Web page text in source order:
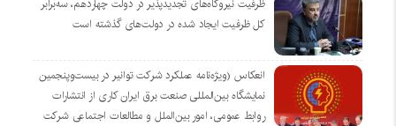
ظرفیت نیروگاه‌های تجدیدپذیر در دولت چهاردهم، سه‌برابر
کل ظرفیت ایجاد شده در دولت‌های گذشته است
انعکاس (ویژه‌نامه عملکرد شرکت توانیر در بیست‌وپنجمین
نمایشگاه بین‌المللی صنعت برق ایران کاری از انتشارات
روابط عمومی، امور بین‌الملل و مطالعات اجتماعی شرکت